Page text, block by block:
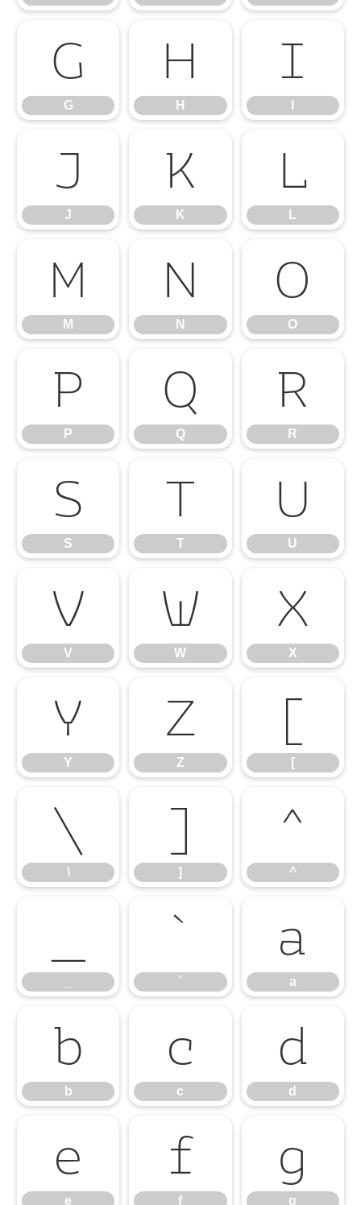
G
G
H
H
I
J
J
K
K
L
L
M
M
N
N
O
O
P
P
Q
Q
R
R
S
S
T
T
U
U
V
V
W
W
X
X
Y
Y
Z
Z
[
[
\
\
]
]
^
^
`
`
a
a
b
b
c
c
d
d
e
e
f
f
g
g